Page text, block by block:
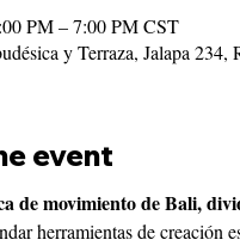
PM – 7:00 PM CST
y Terraza, Jalapa
event
de movimiento de Bali,
herramientas de creación